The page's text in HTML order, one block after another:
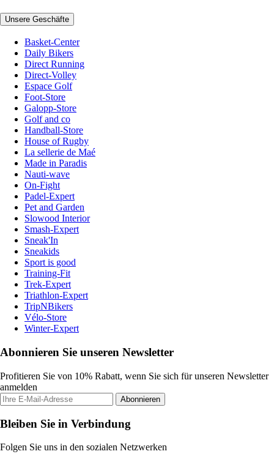
Unsere Geschäfte
Basket-Center
Daily Bikers
Direct Running
Direct-Volley
Espace Golf
Foot-Store
Galopp-Store
Golf and co
Handball-Store
House of Rugby
La sellerie de Maé
Made in Paradis
Nauti-wave
On-Fight
Padel-Expert
Pet and Garden
Slowood Interior
Smash-Expert
Sneak'In
Sneakids
Sport is good
Training-Fit
Trek-Expert
Triathlon-Expert
TripNBikers
Vélo-Store
Winter-Expert
Abonnieren Sie unseren Newsletter
Profitieren Sie von 10% Rabatt, wenn Sie sich für unseren Newsletter
anmelden
Abonnieren
Bleiben Sie in Verbindung
Folgen Sie uns in den sozialen Netzwerken